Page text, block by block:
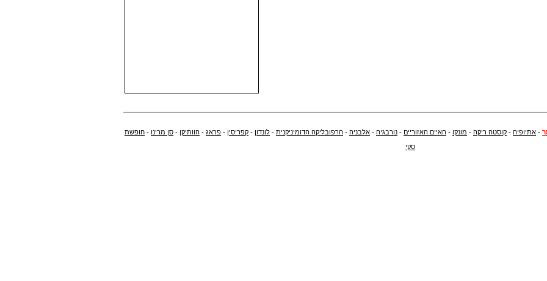
- אתיופיה - קוסטה ריקה - מונקו - האיים האזוריים - נורבגיה - אלבניה - הרפובליקה הדומיניקנית - לונדון - קפריסין - פראג - הוותיקן - סן מרינו - חופשת
סקי